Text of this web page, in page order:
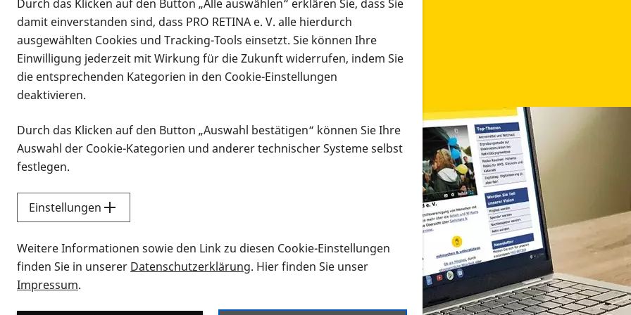
Infomaterial
Infomaterial
Vorlesen
Alle Infomaterialien in verschiedenen Formaten an
Sie möchten wissen, wie Sie nach Infonmaterial suchen und dieses bestellen bzw. herunterladen
Durch das Klicken auf den Button „Alle auswählen“ erklären Sie, dass Sie
damit einverstanden sind, dass PRO RETINA e. V. alle hierdurch
ausgewählten Cookies und Tracking-Tools einsetzt. Sie können Ihre
Einwilligung jederzeit mit Wirkung für die Zukunft widerrufen, indem Sie
die entsprechenden Kategorien in den Cookie-Einstellungen
deaktivieren.
Durch das Klicken auf den Button „Auswahl bestätigen“ können Sie Ihre
Auswahl der Cookie-Kategorien und anderer technischer Systeme selbst
festlegen.
Einstellungen
Weitere Informationen sowie den Link zu diesen Cookie-Einstellungen
finden Sie in unserer Datenschutzerklärung. Hier finden Sie unser
Impressum.